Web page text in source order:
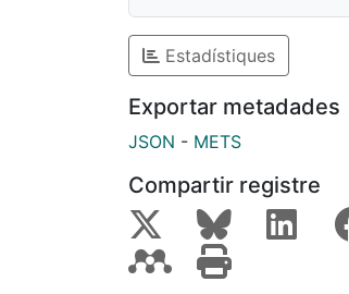
Estadístiques
Exportar metadades
JSON - METS
Compartir registre